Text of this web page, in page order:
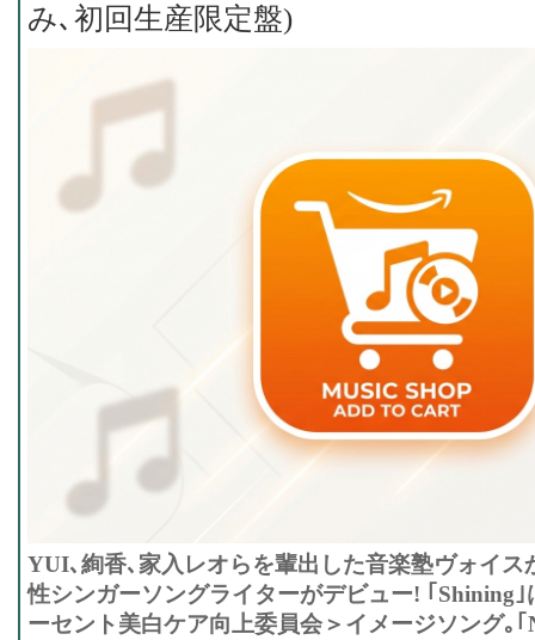
み､初回生産限定盤)
YUI､絢香､家入レオらを輩出した音楽塾ヴォイス
性シンガーソングライターがデビュー! ｢Shining
ーセント美白ケア向上委員会＞イメージソング｡